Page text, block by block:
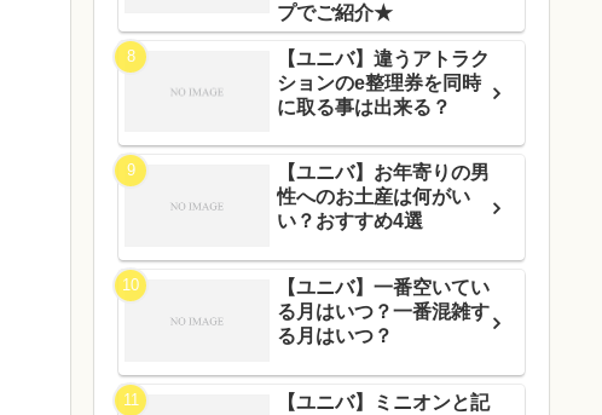
プでご紹介★
【ユニバ】違うアトラク
ションのe整理券を同時
に取る事は出来る？
【ユニバ】お年寄りの男
性へのお土産は何がい
い？おすすめ4選
【ユニバ】一番空いてい
る月はいつ？一番混雑す
る月はいつ？
【ユニバ】ミニオンと記